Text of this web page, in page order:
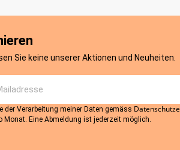
Sie keine unserer Aktionen und Neuheiten.
der Verarbeitung meiner Daten gemäss
Monat. Eine Abmeldung ist jederzeit möglich.